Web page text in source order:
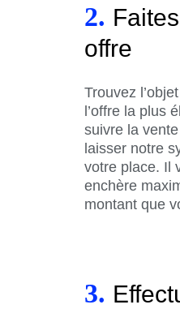
2.
offre
Trouvez
l’offre la plus
suivre la
laisser notre
votre place. Il
enchère
montant que
3.